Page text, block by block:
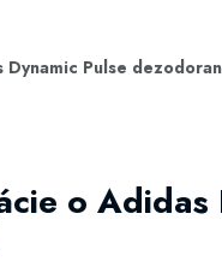
Dynamic Pulse
o